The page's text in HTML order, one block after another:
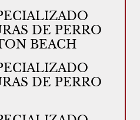
DE PERRO
BEACH
DE PERRO